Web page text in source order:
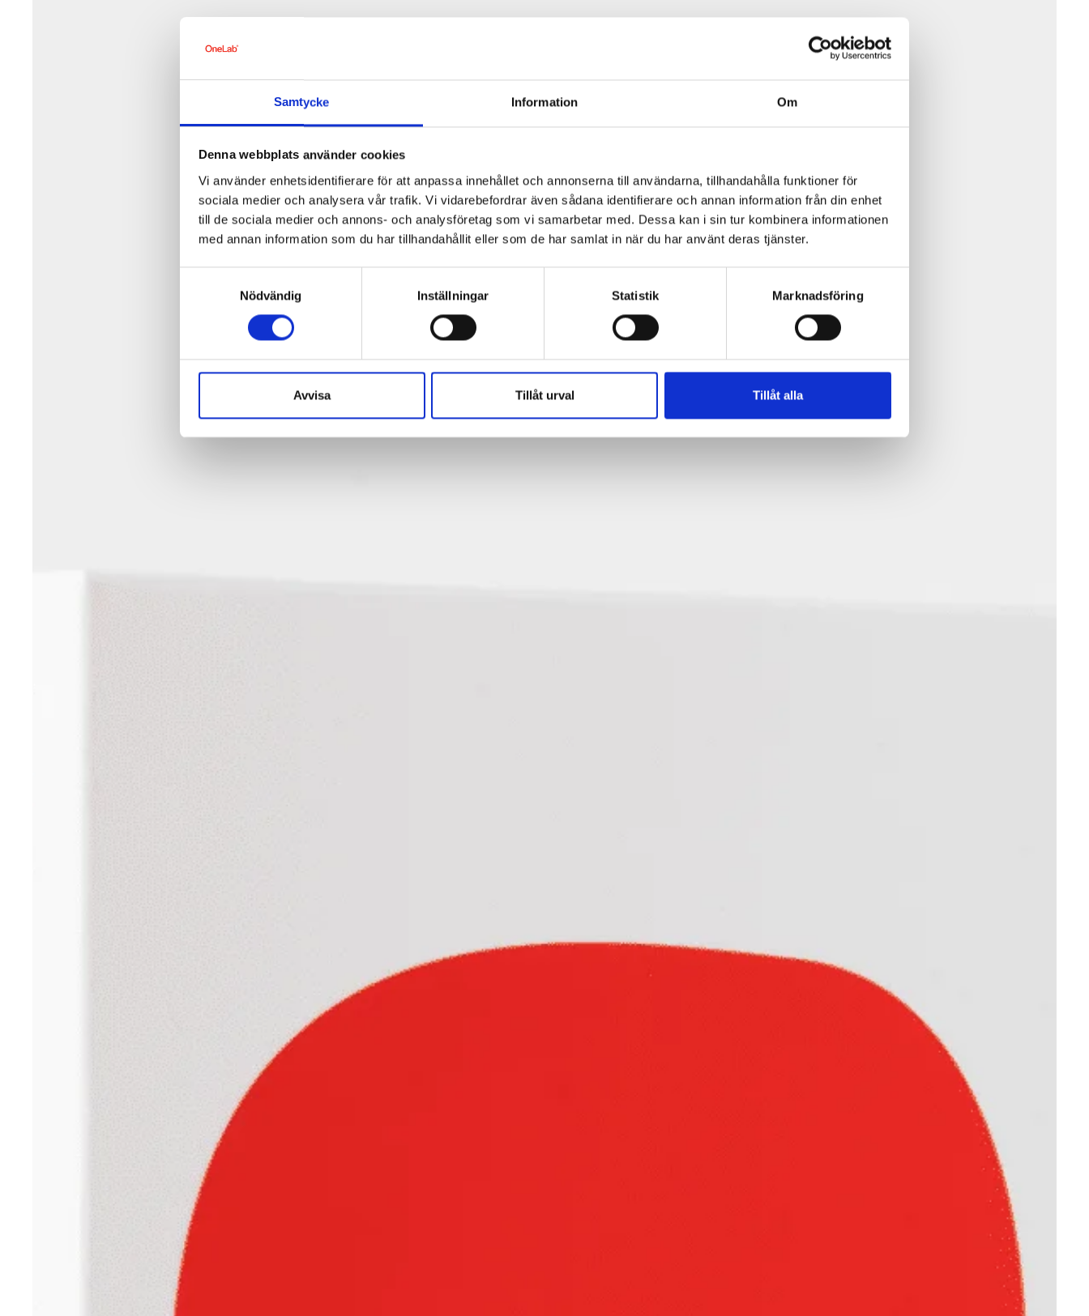
Samtycke Information Om
Denna webbplats använder cookies
Vi använder enhetsidentifierare för att anpassa innehållet och annonserna till användarna, tillhandahålla funktioner för
sociala medier och analysera vår trafik. Vi vidarebefordrar även sådana identifierare och annan information från din enhet
till de sociala medier och annons- och analysföretag som vi samarbetar med. Dessa kan i sin tur kombinera informationen
med annan information som du har tillhandahållit eller som de har samlat in när du har använt deras tjänster.
Nödvändig
Inställningar Statistik Marknadsföring
Avvisa Tillåt urval Tillåt alla